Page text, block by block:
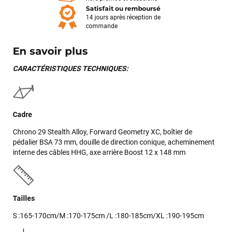
Satisfait ou remboursé
14 jours après réception de
commande
En savoir plus
CARACTÉRISTIQUES TECHNIQUES:
Cadre
Chrono 29 Stealth Alloy, Forward Geometry XC, boîtier de
pédalier BSA 73 mm, douille de direction conique, acheminement
interne des câbles HHG, axe arrière Boost 12 x 148 mm
Tailles
S :165-170cm/M :170-175cm /L :180-185cm/XL :190-195cm